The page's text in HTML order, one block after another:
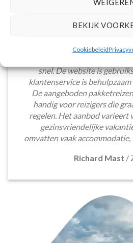
BEKIJK
Cookiebeleid
Het boeken van een
snel. De website is
klantenservice is
De aangeboden
handig voor reizigers die
regelen. Het aanbod varieert
gezinsvriendelijke
omvatten vaak
Richard Mast /